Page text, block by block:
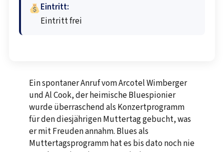
Eintritt:
Eintritt frei
Ein spontaner Anruf vom Arcotel Wimberger
und Al Cook, der heimische Bluespionier
wurde überraschend als Konzertprogramm
für den diesjährigen Muttertag gebucht, was
er mit Freuden annahm. Blues als
Muttertagsprogramm hat es bis dato noch nie